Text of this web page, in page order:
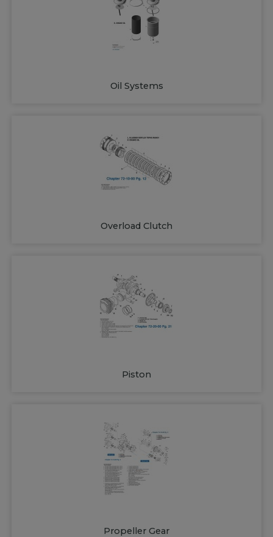
Oil Systems
Overload Clutch
Piston
Propeller Gear